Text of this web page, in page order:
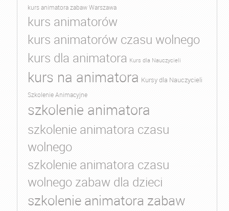
kurs animatora zabaw Warszawa
kurs animatorów
kurs animatorów czasu wolnego
kurs dla animatora Kurs dla Nauczycieli
kurs na animatora Kursy dla Nauczycieli
Szkolenie Animacyjne
szkolenie animatora
szkolenie animatora czasu
wolnego
szkolenie animatora czasu
wolnego zabaw dla dzieci
szkolenie animatora zabaw